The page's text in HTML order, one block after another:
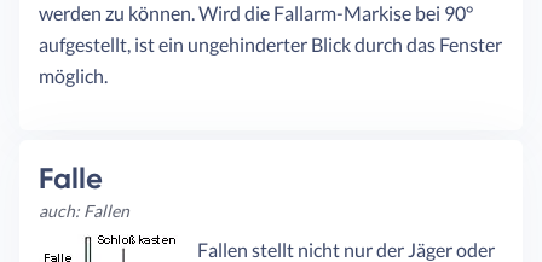
werden zu können. Wird die Fallarm-Markise bei 90°
aufgestellt, ist ein ungehinderter Blick durch das Fenster
möglich.
Falle
auch: Fallen
Fallen stellt nicht nur der Jäger oder